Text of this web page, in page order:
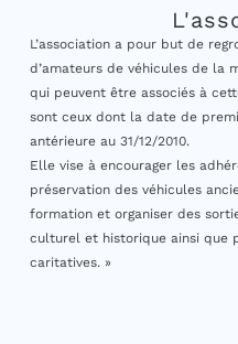
L’association a pour but de
d’amateurs de véhicules de la
qui peuvent être associés à
sont ceux dont la date de
antérieure au 31/12/2010.
Elle vise à encourager les
préservation des véhicules
formation et organiser des
culturel et historique ainsi que
caritatives. »